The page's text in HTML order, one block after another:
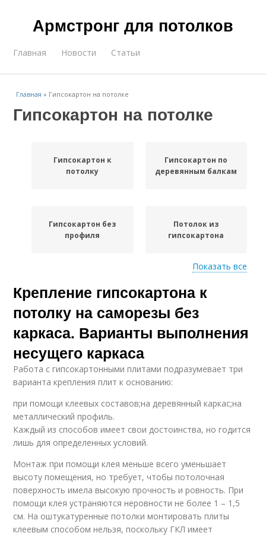
Армстронг для потолков
Главная Новости Статьи
Главная » Гипсокартон на потолке
Гипсокартон на потолке
Гипсокартон к
потолку
Гипсокартон по
деревянным балкам
Гипсокартон без
профиля
Потолок из
гипсокартона
Гипсокартон на
деревянный потолок
Потолок с помощью
Гипсокартон на
Подвесы для потолка
Гипсокартон без
каркаса
Крепления к
деревянному потолку
Показать все
Крепление гипсокартона к
потолку на саморезы без
каркаса. Варианты выполнения
несущего каркаса
Работа с гипсокартонными плитами подразумевает три
варианта крепления плит к основанию:
при помощи клеевых составов;на деревянный каркас;на
металлический профиль.
Каждый из способов имеет свои достоинства, но годится
лишь для определенных условий.
Монтаж при помощи клея меньше всего уменьшает
высоту помещения, но требует, чтобы потолочная
поверхность имела высокую прочность и ровность. При
помощи клея устраняются неровности не более 1 – 1,5
см. На оштукатуренные потолки монтировать плиты
клеевым способом нельзя, поскольку ГКЛ имеет